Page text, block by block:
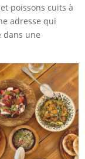
poissons cuits à
adresse qui
dans une